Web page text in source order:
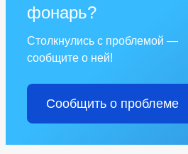
фонарь?
Столкнулись с проблемой —
сообщите о ней!
Сообщить о проблеме